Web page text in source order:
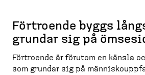
Förtroende byggs
grundar sig på
Förtroende är förutom en känsla
som grundar sig på